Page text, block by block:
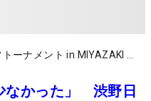
なかった」 渋野日